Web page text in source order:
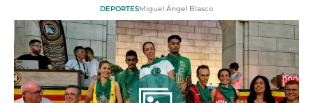
DEPORTESMiguel Ángel Blasco